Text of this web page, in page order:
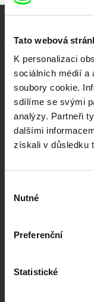
Tato webová
K personalizaci
sociálních médií a
soubory cookie.
sdílíme se svými
analýzy. Partneři
dalšími
získali v důsledku
souhlasu
Nutné
Preferenční
Statistické
Portál DAFilms.cz je
festivalů